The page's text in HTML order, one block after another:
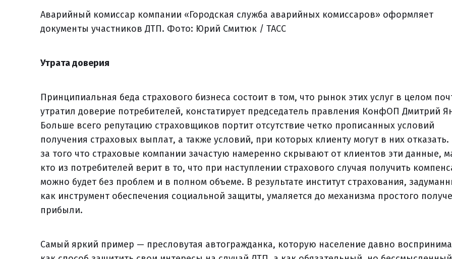
Аварийный комиссар компании «Городская служба аварийных комиссаров» оформляет
документы участников ДТП. Фото: Юрий Смитюк / ТАСС
Утрата доверия
Принципиальная беда страхового бизнеса состоит в том, что рынок этих услуг в целом
утратил доверие потребителей, констатирует председатель правления КонфОП Дмитрий
Больше всего репутацию страховщиков портит отсутствие четко прописанных условий
получения страховых выплат, а также условий, при которых клиенту могут в них
за того что страховые компании зачастую намеренно скрывают от клиентов эти данные,
кто из потребителей верит в то, что при наступлении страхового случая получить
можно будет без проблем и в полном объеме. В результате институт страхования,
как инструмент обеспечения социальной защиты, умаляется до механизма простого
прибыли.
Самый яркий пример — пресловутая автогражданка, которую население давно